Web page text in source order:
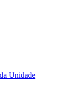
Unidade